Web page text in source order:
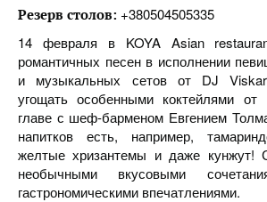
Резерв столов: +380504505335
14 февраля в KOYA Asian
романтичных песен в исполнении
и музыкальных сетов от DJ
угощать особенными коктейлями
главе с шеф-барменом Евгением
напитков есть, например,
желтые хризантемы и даже кунжут!
необычными вкусовыми
гастрономическими впечатлениями.